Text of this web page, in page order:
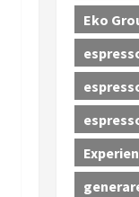
Eko